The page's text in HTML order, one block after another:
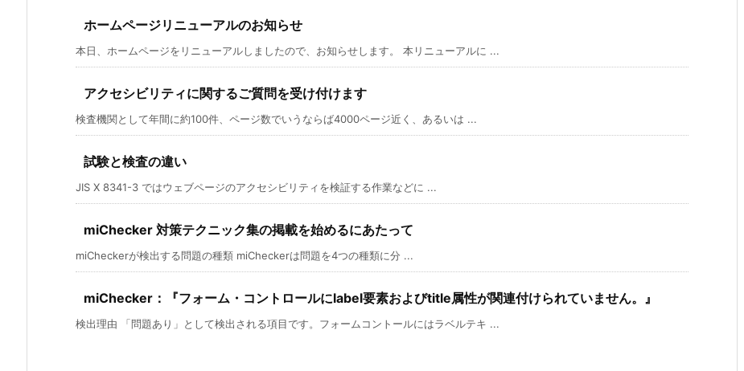
ホームページリニューアルのお知らせ
本日、ホームページをリニューアルしましたので、お知らせします。 本リニューアルに ...
アクセシビリティに関するご質問を受け付けます
検査機関として年間に約100件、ページ数でいうならば4000ページ近く、あるいは ...
試験と検査の違い
JIS X 8341-3 ではウェブページのアクセシビリティを検証する作業などに ...
miChecker 対策テクニック集の掲載を始めるにあたって
miCheckerが検出する問題の種類 miCheckerは問題を4つの種類に分 ...
miChecker：『フォーム・コントロールにlabel要素およびtitle属性が関連付けられていません。』
検出理由 「問題あり」として検出される項目です。フォームコントールにはラベルテキ ...